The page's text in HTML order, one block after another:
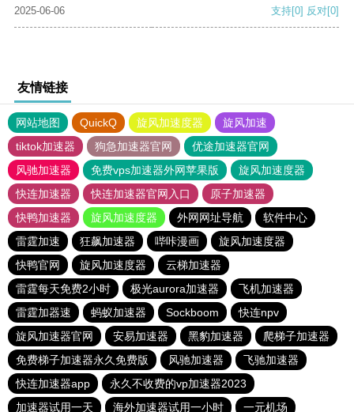
2025-06-06
支持[0] 反对[0]
友情链接
网站地图 QuickQ 旋风加速度器
旋风加速
tiktok加速器
狗急加速器官网
优途加速器官网
风驰加速器
免费vps加速器外网苹果版
旋风加速度器
快连加速器
快连加速器官网入口
原子加速器
快鸭加速器
旋风加速度器 外网网址导航
软件中心
雷霆加速
狂飙加速器 哔咔漫画
旋风加速度器
快鸭官网
旋风加速度器
云梯加速器
雷霆每天免费2小时
极光aurora加速器
飞机加速器
雷霆加器速
蚂蚁加速器 Sockboom
快连npv
旋风加速器官网
安易加速器 黑豹加速器
爬梯子加速器
免费梯子加速器永久免费版
风驰加速器
飞驰加速器
快连加速器app
永久不收费的vp加速器2023
加速器试用一天
海外加速器试用一小时 一元机场